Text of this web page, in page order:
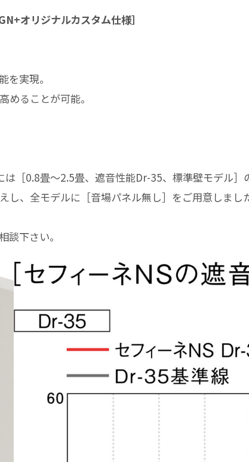
オリジナルカスタム仕様］
を実現。
めることが可能。
は［0.8畳～2.5畳、遮音性能Dr-35、標準壁モデル］
、全モデルに［音場パネル無し］をご用意しまし
下さい。